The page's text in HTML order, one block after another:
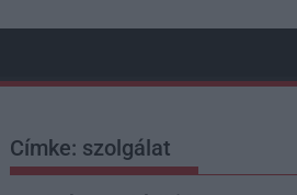
Címke: szolgálat